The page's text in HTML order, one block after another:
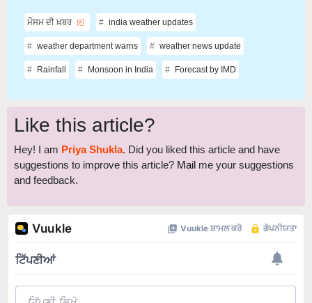
weather department warns weather news update
Rainfall Monsoon in India Forecast by IMD
Like this article?
Hey! I am Priya Shukla. Did you liked this article and have
suggestions to improve this article?
Mail me your suggestions
and feedback.